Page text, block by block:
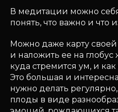
В медитации можно
понять, что важно и что
Можно даже карту
и наложить ее на глобус
куда стремится ум, и как
Это большая и
нужно делать
плоды в виде